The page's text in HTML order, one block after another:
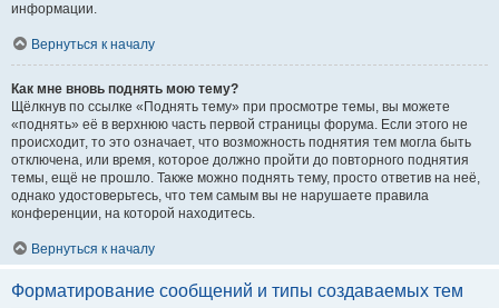
информации.
Вернуться к началу
Как мне вновь поднять мою тему?
Щёлкнув по ссылке «Поднять тему» при просмотре темы, вы можете
«поднять» её в верхнюю часть первой страницы форума. Если этого не
происходит, то это означает, что возможность поднятия тем могла быть
отключена, или время, которое должно пройти до повторного поднятия
темы, ещё не прошло. Также можно поднять тему, просто ответив на неё,
однако удостоверьтесь, что тем самым вы не нарушаете правила
конференции, на которой находитесь.
Вернуться к началу
Форматирование сообщений и типы создаваемых тем